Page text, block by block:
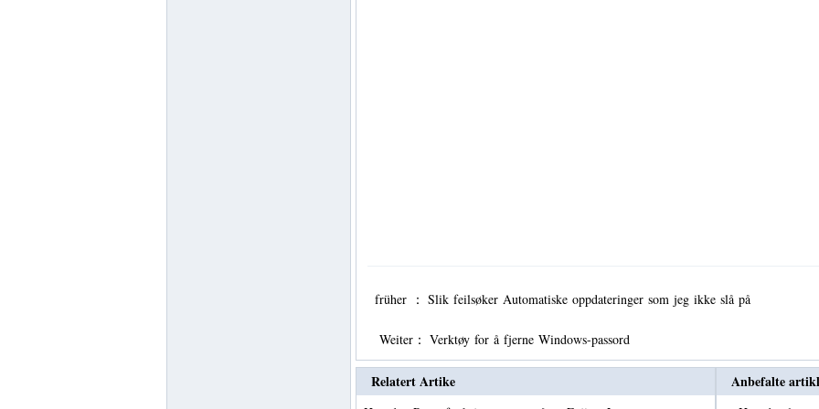
früher ： Slik feilsøker Automatiske oppdateringer som jeg ikke slå på
Weiter： Verktøy for å fjerne Windows-passord
Relatert Artike Anbefalte